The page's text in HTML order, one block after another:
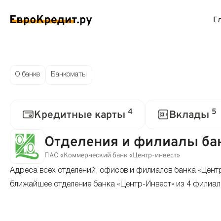
на карту
с плохой КИ
займы
Лучшие займы
Долгосрочные займы
С
Кредитные карты
Беспроцентные
О банке Банкоматы
Кредитные карты 4 Вклады 5
Отделения и филиалы
ПАО «Коммерческий банк «Центр-инвест»
Адреса всех отделений, офисов и филиалов банка
ближайшее отделение банка «Центр-Инвест» из 4